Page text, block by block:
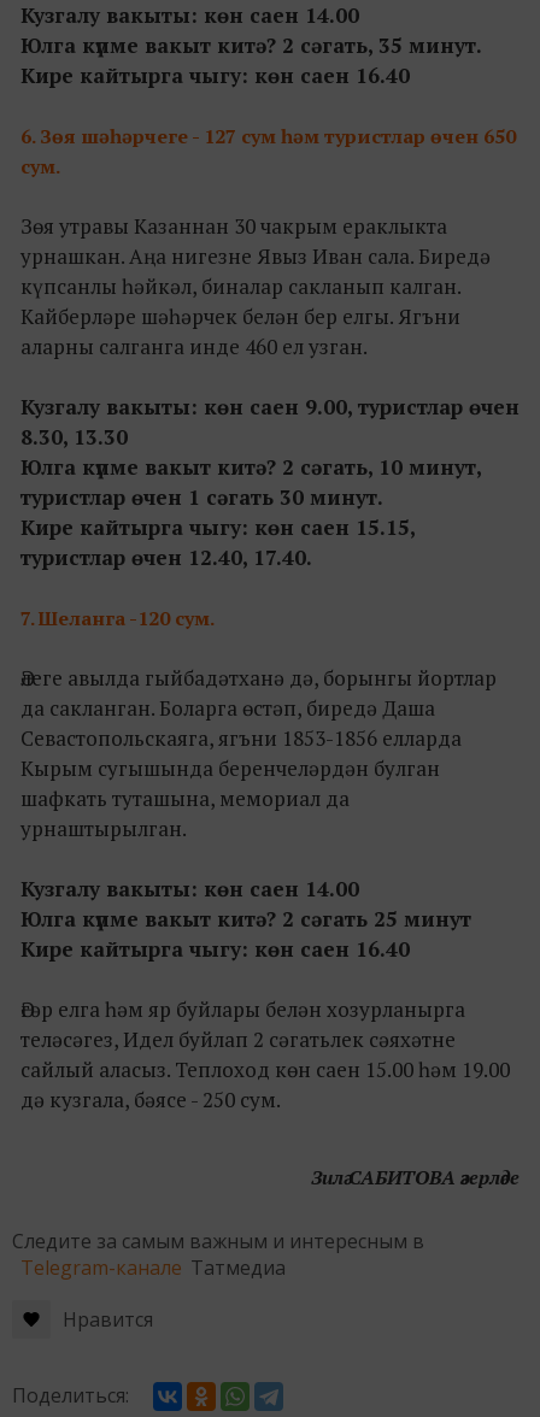
Кузгалу вакыты: көн саен 14.00
Юлга күпме вакыт китә? 2 сәгать, 35 минут.
Кире кайтырга чыгу: көн саен 16.40
6. Зөя шәһәрчеге - 127 сумһәмтуристлар өчен 650
сум.
Зөя утравы Казаннан 30 чакрым ераклыкта
урнашкан. Аңа нигезне Явыз Иван сала. Биредә
күпсанлы һәйкәл, биналар сакланып калган.
Кайберләре шәһәрчек белән бер елгы. Ягъни
аларны салганга инде 460 ел узган.
Кузгалу вакыты: көн саен 9.00, туристлар өчен
8.30, 13.30
Юлга күпме вакыт китә? 2 сәгать, 10 минут,
туристлар өчен 1 сәгать 30 минут.
Кире кайтырга чыгу: көн саен 15.15,
туристлар өчен 12.40, 17.40.
7.Шеланга -120 сум.
Әлеге авылда гыйбадәтханә дә, борынгы йортлар
да сакланган. Боларга өстәп, биредә Даша
Севастопольскаяга, ягъни 1853-1856 елларда
Кырым сугышында беренчеләрдән булган
шафкать туташына, мемориал да
урнаштырылган.
Кузгалу вакыты: көн саен 14.00
Юлга күпме вакыт китә? 2 сәгать 25 минут
Кире кайтырга чыгу: көн саен 16.40
Әгәр елга һәм яр буйлары белән хозурланырга
теләсәгез, Идел буйлап 2 сәгатьлек сәяхәтне
сайлый аласыз. Теплоход көн саен 15.00 һәм 19.00
дә кузгала, бәясе - 250 сум.
Зилә САБИТОВА әзерләде
Следите за самым важным и интересным в
Telegram-канале Татмедиа
Нравится
Поделиться: